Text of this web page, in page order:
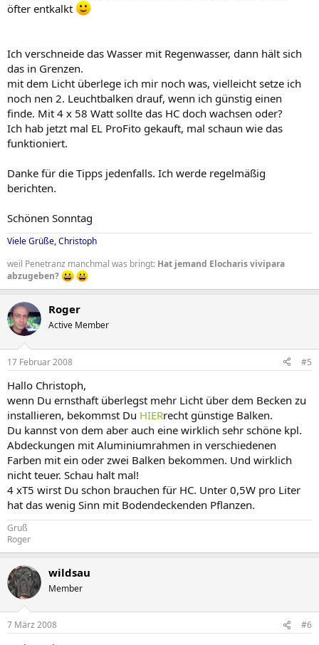
öfter entkalkt
Ich verschneide das Wasser mit Regenwasser, dann hält sich
das in Grenzen.
mit dem Licht überlege ich mir noch was, vielleicht setze ich
noch nen 2. Leuchtbalken drauf, wenn ich günstig einen
finde. Mit 4 x 58 Watt sollte das HC doch wachsen oder?
Ich hab jetzt mal EL ProFito gekauft, mal schaun wie das
funktioniert.
Danke für die Tipps jedenfalls. Ich werde regelmäßig
berichten.
Schönen Sonntag
Viele Grüße, Christoph
weil Penetranz manchmal was bringt: Hat jemand Elocharis vivipara
abzugeben?
Roger
Active Member
17 Februar 2008 #5
Hallo Christoph,
wenn Du ernsthaft überlegst mehr Licht über dem Becken zu
installieren, bekommst Du HIERrecht günstige Balken.
Du kannst von dem aber auch eine wirklich sehr schöne kpl.
Abdeckungen mit Aluminiumrahmen in verschiedenen
Farben mit ein oder zwei Balken bekommen. Und wirklich
nicht teuer. Schau halt mal!
4 xT5 wirst Du schon brauchen für HC. Unter 0,5W pro Liter
hat das wenig Sinn mit Bodendeckenden Pflanzen.
Gruß
Roger
wildsau
Member
7 März 2008 #6